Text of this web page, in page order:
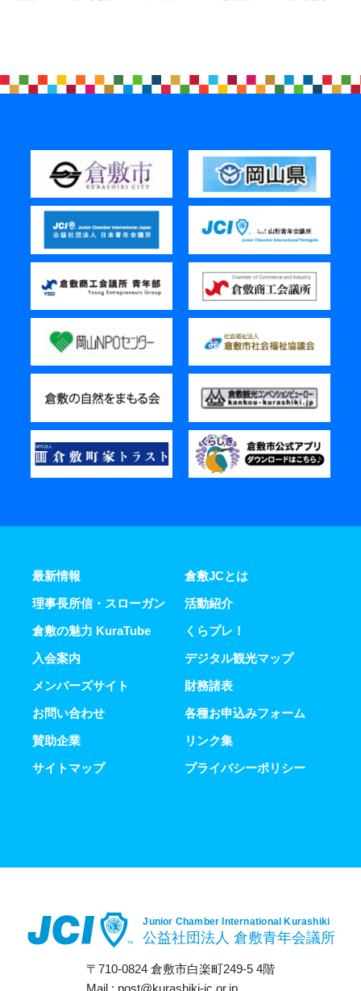
最新情報
倉敷JCとは
理事長所信・スローガン
活動紹介
倉敷の魅力 KuraTube
くらプレ！
入会案内
デジタル観光マップ
メンバーズサイト
財務諸表
お問い合わせ
各種お申込みフォーム
賛助企業
リンク集
サイトマップ
プライバシーポリシー
〒710-0824 倉敷市白楽町249-5 4階